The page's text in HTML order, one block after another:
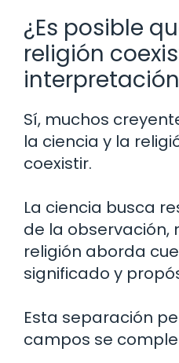
¿Es posible
religión
Sí, muchos
la ciencia y la
coexistir.
La ciencia busca
de la observación,
religión aborda
significado y
Esta separación
campos se